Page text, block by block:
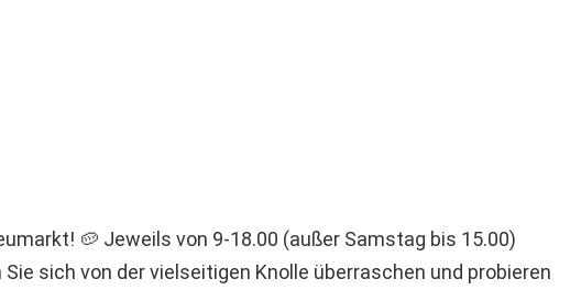
🥔 Jeweils von 9-18.00 (außer Samstag bis 15.00)
sich von der vielseitigen Knolle überraschen und probieren